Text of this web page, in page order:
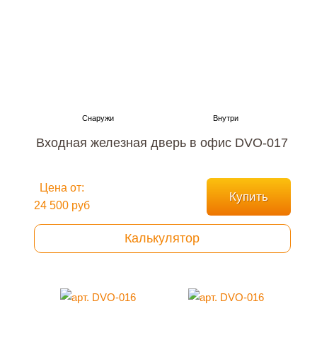
Входная железная дверь в офис DVO-017
Цена от:
24 500 руб
Купить
Калькулятор